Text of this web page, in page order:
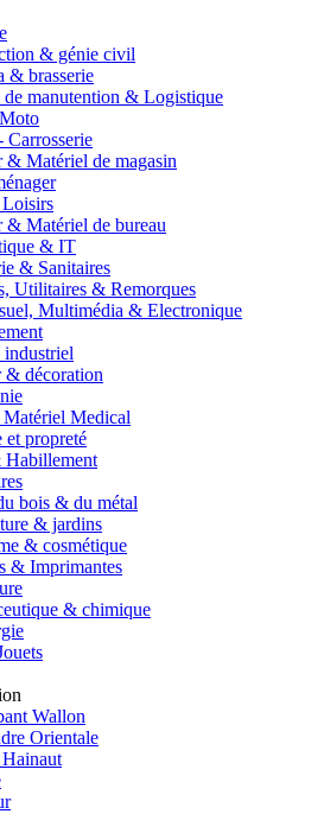
& génie civil
& brasserie
de manutention & Logistique
Carrosserie
& Matériel de magasin
Loisirs
& Matériel de bureau
& IT
& Sanitaires
Utilitaires & Remorques
Multimédia & Electronique
industriel
& décoration
Matériel Medical
et propreté
Habillement
bois & du métal
& jardins
& cosmétique
& Imprimantes
& chimique
Wallon
Orientale
Hainaut